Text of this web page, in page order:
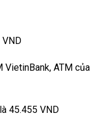
VietinBank, ATM của
45.455 VND